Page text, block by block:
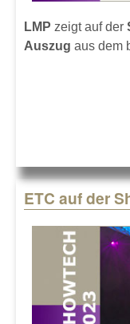
LMP zeigt auf der
Auszug aus dem
ETC auf der